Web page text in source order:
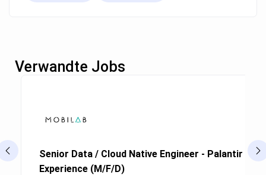
Verwandte Jobs
Senior Data / Cloud Native Engineer - Palantir
Experience (M/F/D)